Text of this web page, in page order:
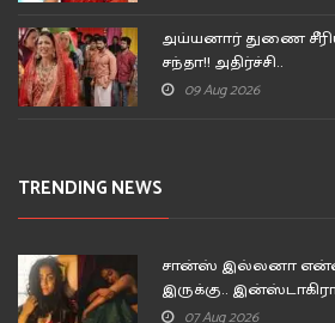
அய்யனார் துணை
சந்தா!! அதிர்ச்சி..
09 Aug 2026
TRENDING NEWS
சான்ஸ் இல்லனா
இருக்கு..
07 Aug 2026